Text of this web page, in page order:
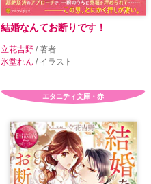
結婚なんてお断りです！
立花吉野 / 著者
氷堂れん / イラスト
エタニティ文庫・赤